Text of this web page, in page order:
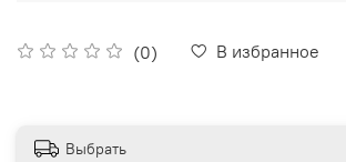
(0) В избранное
Выбрать